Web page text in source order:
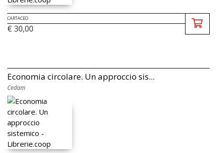
CARTACEO
€ 30,00
Economia circolare. Un approccio sis...
Cedam